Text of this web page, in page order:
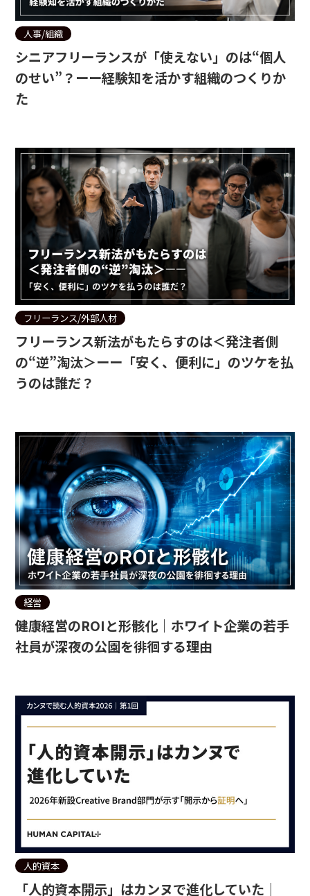
人事/組織
シニアフリーランスが「使えない」のは“個人
のせい”？ーー経験知を活かす組織のつくりか
た
フリーランス/外部人材
フリーランス新法がもたらすのは＜発注者側
の“逆”淘汰＞ーー「安く、便利に」のツケを払
うのは誰だ？
経営
健康経営のROIと形骸化｜ホワイト企業の若手
社員が深夜の公園を徘徊する理由
人的資本
「人的資本開示」はカンヌで進化していた｜